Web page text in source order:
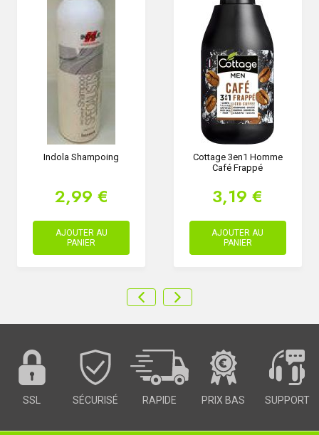
Indola Shampoing
2,99 €
AJOUTER AU
PANIER
Cottage 3en1 Homme
Café Frappé
3,19 €
AJOUTER AU
PANIER
SSL SÉCURISÉ RAPIDE PRIX BAS SUPPORT